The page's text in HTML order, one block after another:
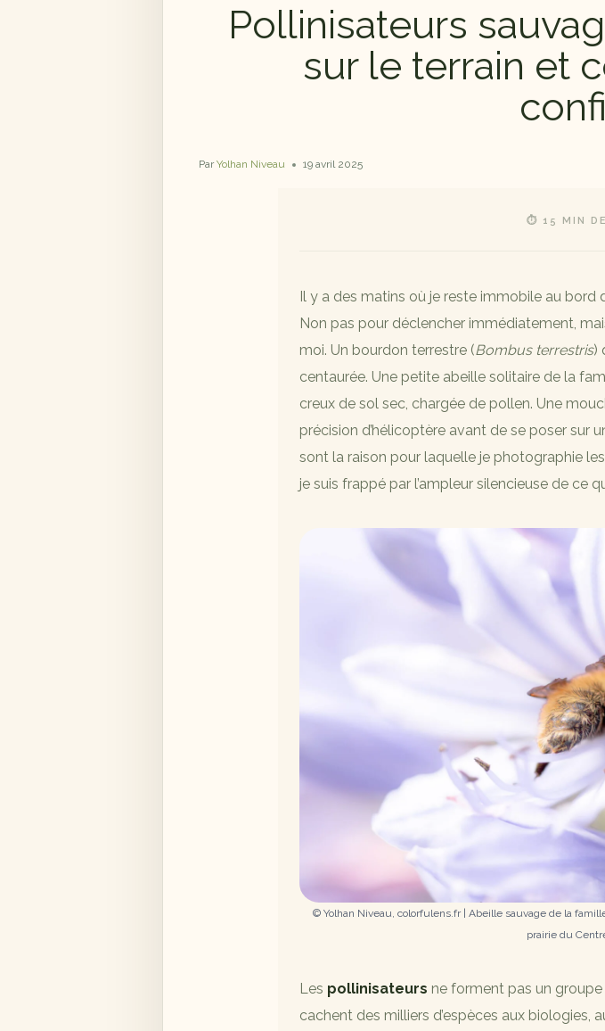
Pollinisateurs
sur le terrain et
Par Yolhan Niveau 19 avril 2025
⏱ 15 MIN
Il y a des matins où je reste immobile au bord
Non pas pour déclencher immédiatement,
moi. Un bourdon terrestre (Bombus terrestris)
centaurée. Une petite abeille solitaire de la
creux de sol sec, chargée de pollen. Une
précision d’hélicoptère avant de se poser sur
sont la raison pour laquelle je photographie
je suis frappé par l’ampleur silencieuse de ce
© Yolhan Niveau, colorfulens.fr | Abeille sauvage de la
prairie du
Les pollinisateurs ne forment pas un
cachent des milliers d’espèces aux biologies,